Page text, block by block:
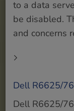
to a data
be disabled.
and concerns
Dell R6625/
Dell R6625/